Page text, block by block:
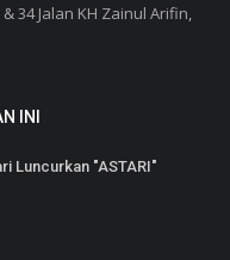
34 Jalan KH Zainul Arifin,
INI
Luncurkan "ASTARI"